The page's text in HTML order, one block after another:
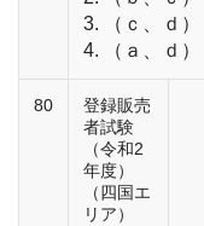
3. （ｃ、ｄ）
4. （ａ、ｄ）
80
登録販売
者試験
（令和2
年度）
（四国エ
リア）